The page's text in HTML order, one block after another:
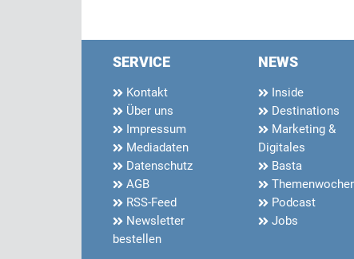
SERVICE
Kontakt
Über uns
Impressum
Mediadaten
Datenschutz
AGB
RSS-Feed
Newsletter
bestellen
NEWS
Inside
Destinations
Marketing &
Digitales
Basta
Podcast
Jobs